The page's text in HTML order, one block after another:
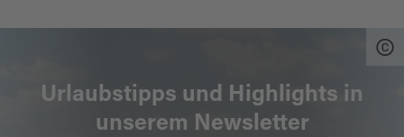
Urlaubstipps und Highlights in
unserem Newsletter